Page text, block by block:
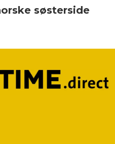
søsterside